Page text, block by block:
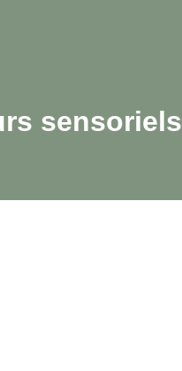
sensoriels